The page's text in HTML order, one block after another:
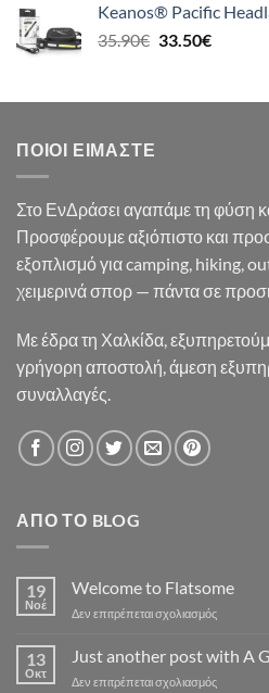
21.90€.είναι:
19.50€.
Keanos® Pacific
35.90€ Original
35.90€.
33.50€Η
είναι:
ΠΟΙΟΙ ΕΊΜΑΣΤΕ
Στο ΕνΔράσει αγαπάμε τη φύση
Προσφέρουμε αξιόπιστο και
εξοπλισμό για camping, hiking,
χειμερινά σπορ — πάντα σε
Με έδρα τη Χαλκίδα,
γρήγορη αποστολή, άμεση
συναλλαγές.
ΑΠΌ ΤΟ BLOG
19
Νοέ
Welcome to Flatsome
Δεν επιτρέπεται σχολιασμόςστο
to
Flatsome
13
Οκτ
Just another post with A
Δεν επιτρέπεται σχολιασμόςστο